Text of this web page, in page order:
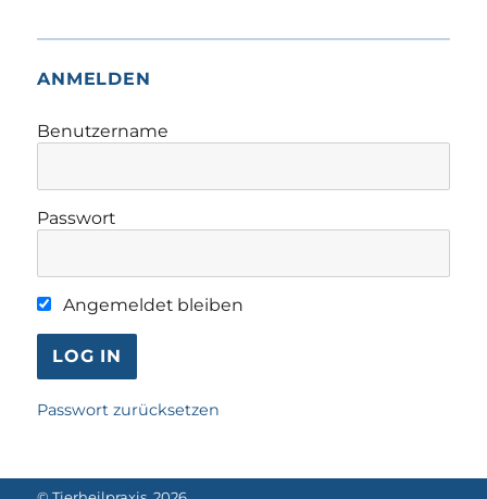
ANMELDEN
Benutzername
Passwort
Angemeldet bleiben
Passwort zurücksetzen